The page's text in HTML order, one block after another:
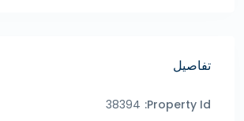
تفاصيل
Property Id:
38394